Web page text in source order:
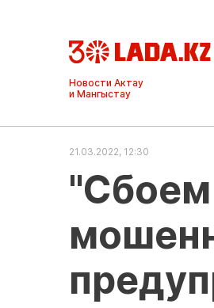
Ақтау және
Манғыстау
жаңалықтары
21.03.2022, 12:30
"Сбоем